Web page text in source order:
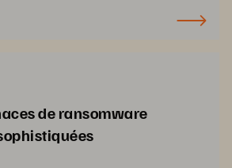
de ransomware